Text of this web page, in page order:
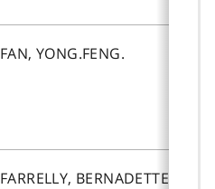
FAN, YONG.FENG.
FARRELLY,